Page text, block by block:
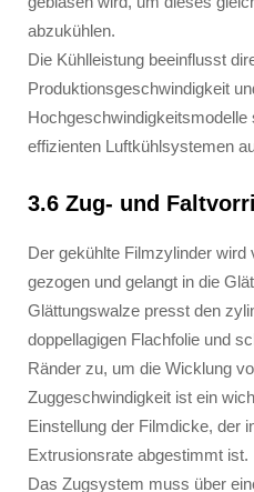
abzukühlen.
Die Kühlleistung beeinflusst
Produktionsgeschwindigkeit
Hochgeschwindigkeitsmodelle
effizienten Luftkühlsystemen
3.6 Zug- und
Der gekühlte Filmzylinder
gezogen und gelangt in die
Glättungswalze presst den
doppellagigen Flachfolie und
Ränder zu, um die Wicklung
Zuggeschwindigkeit ist ein
Einstellung der Filmdicke, der
Extrusionsrate abgestimmt ist.
Das Zugsystem muss über